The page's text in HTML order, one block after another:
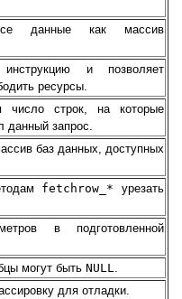
данные как массив
инструкцию и позволяет
ресурсы.
число строк, на которые
данный запрос.
баз данных, доступных
fetchrow_* урезать
в подготовленной
могут быть NULL.
для отладки.